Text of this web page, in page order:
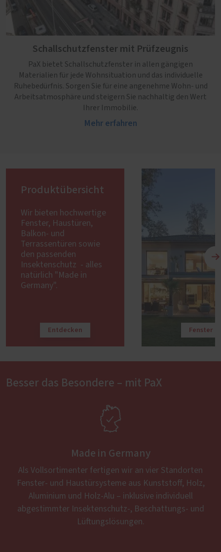
Schallschutzfenster mit Prüfzeugnis
PaX bietet Schallschutzfenster in allen gängigen
Materialien für jede Wohnsituation und das individuelle
Ruhebedürfnis. Sorgen Sie für eine angenehme Wohn- und
Arbeitsatmosphäre und steigern Sie nachhaltig den Wert
Ihrer Immobilie.
Mehr erfahren
Produktübersicht
Wir bieten hochwertige
Fenster, Haustüren,
Balkon- und
Terrassentüren sowie
den passenden
Insektenschutz - alles
natürlich "Made in
Germany".
Entdecken Fenster
Besser das Besondere – mit PaX

Made in Germany
Als Vollsortimenter fertigen wir an vier Standorten
Fenster- und Haustürsysteme aus Kunststoff, Holz,
Aluminium und Holz-Alu – inklusive individuell
abgestimmter Insektenschutz-, Beschattungs- und
Lüftungslösungen.